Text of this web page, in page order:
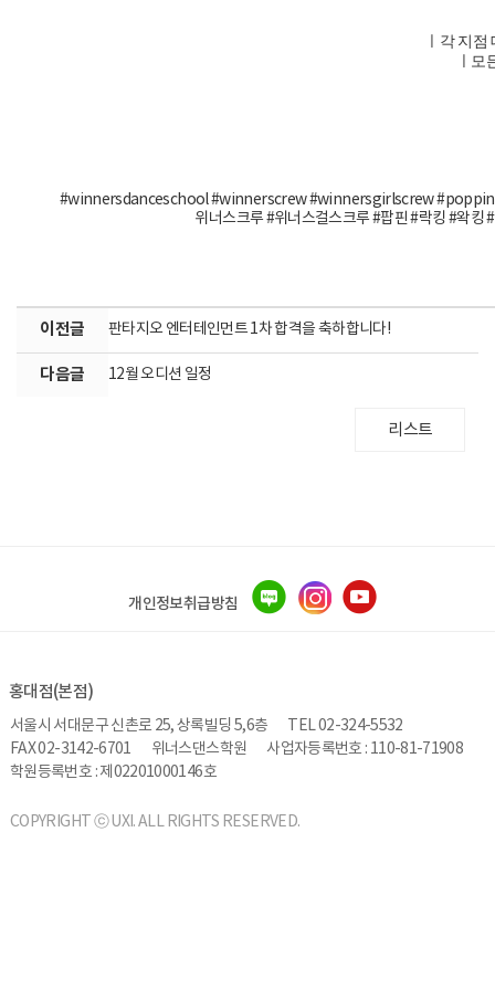
ㅣ각 지
ㅣ
#winnersdanceschool#winnerscrew#winnersgirlscrew#poppin
위너스크루#위너스걸스크루#팝핀 #락킹#왁킹
이전글 판타지오 엔터테인먼트 1차 합격을 축하합니다!
다음글 12월 오디션 일정
리스트
개인정보취급방침
홍대점(본점)
서울시 서대문구 신촌로 25, 상록빌딩 5,6층
TEL 02-324-5532
FAX 02-3142-6701
위너스댄스학원
사업자등록번호 : 110-81-71908
학원등록번호 : 제02201000146호
COPYRIGHT ⓒ UXI. ALL RIGHTS RESERVED.